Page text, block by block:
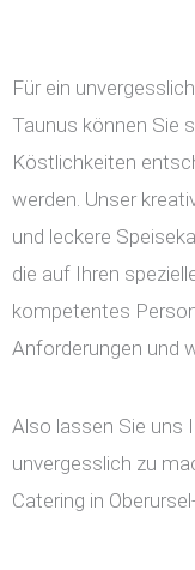
Für ein
Taunus können Sie
Köstlichkeiten
werden. Unser
und leckere
die auf Ihren
kompetentes
Anforderungen und
Also lassen Sie uns
unvergesslich zu
Catering in